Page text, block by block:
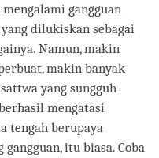
gangguan
dilukiskan sebagai
Namun, makin
makin banyak
yang sungguh
mengatasi
tengah berupaya
itu biasa. Coba